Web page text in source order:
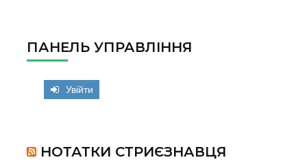
ПАНЕЛЬ УПРАВЛІННЯ
Увійти
НОТАТКИ СТРИЄЗНАВЦЯ